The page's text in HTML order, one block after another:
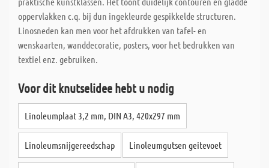
oppervlakken c.q. bij dun ingekleurde gespikkelde structuren.
Linosneden kan men voor het afdrukken van tafel- en
wenskaarten, wanddecoratie, posters, voor het bedrukken van
textiel enz. gebruiken.
Voor dit knutselidee hebt u nodig
Linoleumplaat 3,2 mm, DIN A3, 420x297 mm
Linoleumsnijgereedschap Linoleumgutsen geitevoet